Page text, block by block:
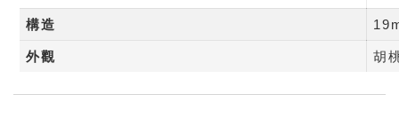
構造
外觀 胡